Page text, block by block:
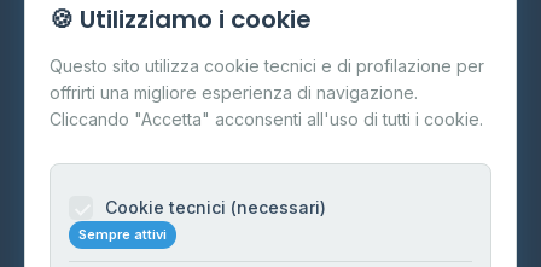
Cos'è il GPL
FAQ
Contatti
Informazioni legali
🍪 Utilizziamo i cookie
Questo sito utilizza cookie tecnici e di profilazione per
offrirti una migliore esperienza di navigazione.
Cliccando "Accetta" acconsenti all'uso di tutti i cookie.
Cookie tecnici (necessari)
Sempre attivi